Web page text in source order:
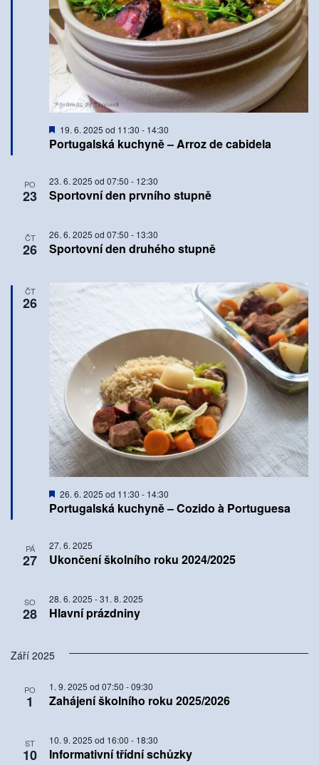
Portugalská kuchyně – Arroz de cabidela
Doporučené
19. 6. 2025 od 11:30 - 14:30
PO
23 Sportovní den prvního stupně
23. 6. 2025 od 07:50 - 12:30
ČT
26 Sportovní den druhého stupně
26. 6. 2025 od 07:50 - 13:30
ČT
26
Portugalská kuchyně – Cozido à Portuguesa
Doporučené
26. 6. 2025 od 11:30 - 14:30
PÁ
27 Ukončení školního roku 2024/2025
27. 6. 2025
SO
28 Hlavní prázdniny
28. 6. 2025 -31. 8. 2025
Září 2025
PO
1 Zahájení školního roku 2025/2026
1. 9. 2025 od 07:50 -09:30
ST
10 Informativní třídní schůzky
10. 9. 2025 od 16:00 - 18:30